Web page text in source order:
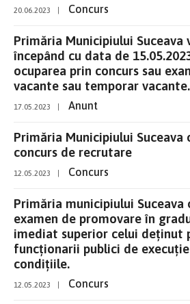
20.06.2023 Concurs
Primăria Municipiului Suceava
începând cu data de
ocuparea prin concurs sau
vacante sau temporar vacante.
17.05.2023 Anunt
Primăria Municipiului Suceava
concurs de recrutare
12.05.2023 Concurs
Primăria municipiului Suceava
examen de promovare în
imediat superior celui deţinut
funcţionarii publici de
condițiile.
12.05.2023 Concurs